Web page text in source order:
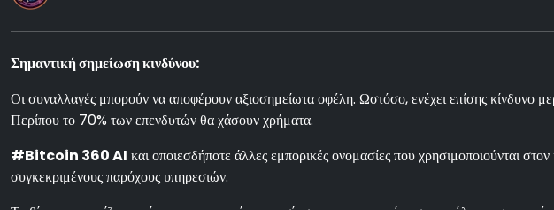
Σημαντική σημείωση κινδύνου:
Οι συναλλαγές μπορούν να αποφέρουν αξιοσημείωτα οφέλη. Ωστόσο, ενέχει επίσης κίνδυνο
Περίπου το 70% των επενδυτών θα χάσουν χρήματα.
#Bitcoin 360 AI και οποιεσδήποτε άλλες εμπορικές ονομασίες που χρησιμοποιούνται
συγκεκριμένους παρόχους υπηρεσιών.